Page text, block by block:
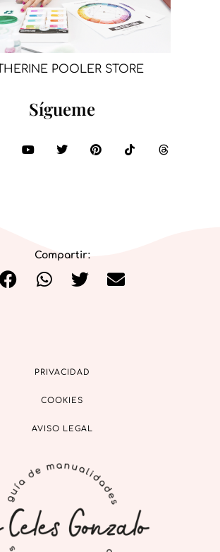
POOLER STORE
Sígueme
Compartir:
PRIVACIDAD
COOKIES
AVISO LEGAL